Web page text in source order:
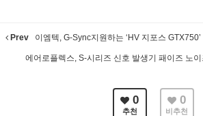
Prev 이엠텍, G-Sync지원하는 ‘HV 지포스 GTX750’
에어로플렉스, S-시리즈 신호 발생기 패이즈 노
0
추천
0
비추천